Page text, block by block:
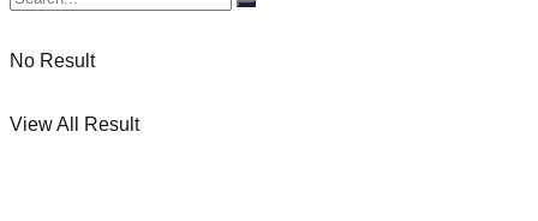
No Result
View All Result